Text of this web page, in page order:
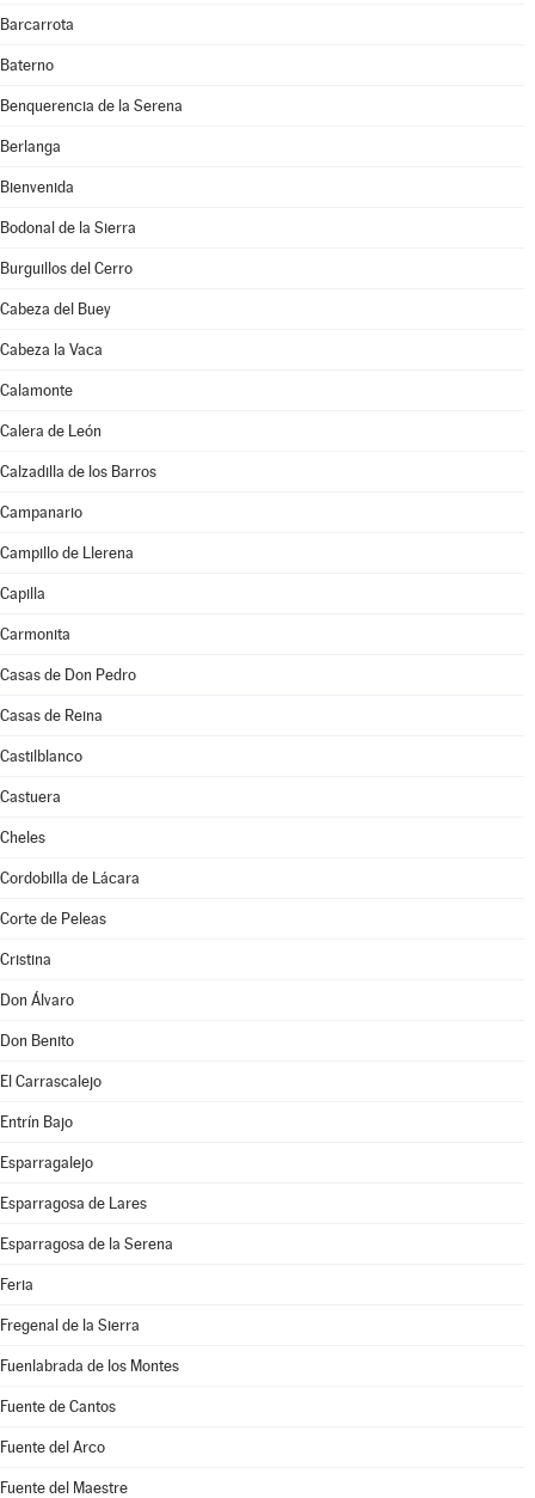
Barcarrota
Baterno
Benquerencia de la Serena
Berlanga
Bienvenida
Bodonal de la Sierra
Burguillos del Cerro
Cabeza del Buey
Cabeza la Vaca
Calamonte
Calera de León
Calzadilla de los Barros
Campanario
Campillo de Llerena
Capilla
Carmonita
Casas de Don Pedro
Casas de Reina
Castilblanco
Castuera
Cheles
Cordobilla de Lácara
Corte de Peleas
Cristina
Don Álvaro
Don Benito
El Carrascalejo
Entrín Bajo
Esparragalejo
Esparragosa de Lares
Esparragosa de la Serena
Feria
Fregenal de la Sierra
Fuenlabrada de los Montes
Fuente de Cantos
Fuente del Arco
Fuente del Maestre